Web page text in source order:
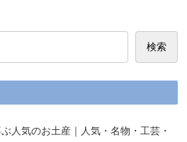
検索
人気のお土産｜人気・名物・工芸・